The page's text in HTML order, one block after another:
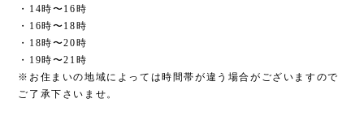
・14時〜16時
・16時〜18時
・18時〜20時
・19時〜21時
※お住まいの地域によっては時間帯が違う場合がございますので
ご了承下さいませ。